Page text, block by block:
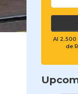
Al 2.500
de